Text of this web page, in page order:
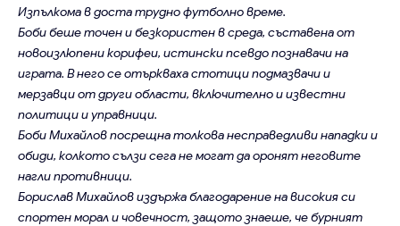
Изпълкома в доста трудно футболно време.
Боби беше точен и безкористен в среда, съставена от
новоизлюпени корифеи, истински псевдо познавачи на
играта. В него се отъркваха стотици подмазвачи и
мерзавци от други области, включително и известни
политици и управници.
Боби Михайлов посрещна толкова несправедливи нападки и
обиди, колкото сълзи сега не могат да оронят неговите
нагли противници.
Борислав Михайлов издържа благодарение на високия си
спортен морал и човечност, защото знаеше, че бурният